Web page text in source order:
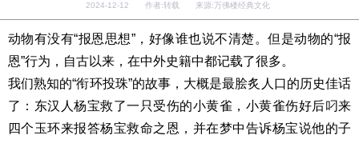
2024-12-12 作者:转载 来源:万佛楼经典文化
动物有没有“报恩思想”，好像谁也说不清楚。但是动物的“报
恩”行为，自古以来，在中外史籍中都记载了很多。
我们熟知的“衔环投珠”的故事，大概是最脍炙人口的历史佳话
了：东汉人杨宝救了一只受伤的小黄雀，小黄雀伤好后叼来
四个玉环来报答杨宝救命之恩，并在梦中告诉杨宝说他的子